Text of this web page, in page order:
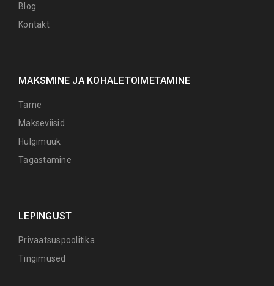
Blog
Kontakt
MAKSMINE JA KOHALETOIMETAMINE
Tarne
Makseviisid
Hulgimüük
Tagastamine
LEPINGUST
Privaatsuspoolitika
Tingimused